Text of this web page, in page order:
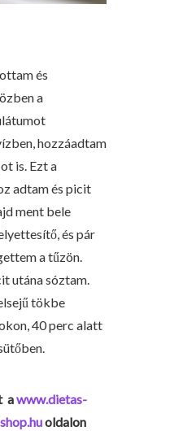
és
a
hozzáadtam
is. Ezt a
adtam és picit
ment bele
és pár
a tűzön.
utána sóztam.
tökbe
40 perc alatt
awww.dietas-
oldalon